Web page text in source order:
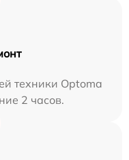
техники Optoma
2 часов.